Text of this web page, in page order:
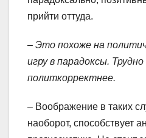
прийти оттуда.
– Это похоже на
игру в парадоксы.
политкорректнее.
– Воображение в таких
наоборот, способствует